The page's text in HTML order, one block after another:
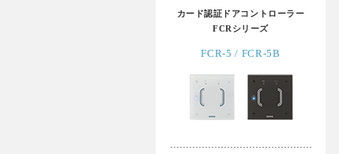
カード認証ドアコントローラー
FCRシリーズ
FCR-5 / FCR-5B